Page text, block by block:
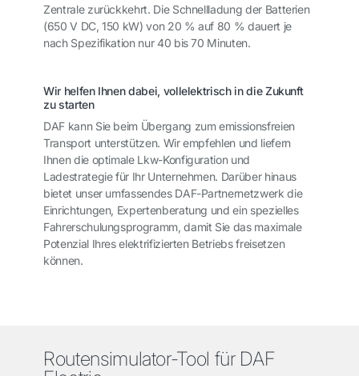
Zentrale zurückkehrt. Die Schnellladung der Batterien
(650 V DC, 150 kW) von 20 % auf 80 % dauert je
nach Spezifikation nur 40 bis 70 Minuten.
Wir helfen Ihnen dabei, vollelektrisch in die Zukunft
zu starten
DAF kann Sie beim Übergang zum emissionsfreien
Transport unterstützen. Wir empfehlen und liefern
Ihnen die optimale Lkw-Konfiguration und
Ladestrategie für Ihr Unternehmen. Darüber hinaus
bietet unser umfassendes DAF-Partnernetzwerk die
Einrichtungen, Expertenberatung und ein spezielles
Fahrerschulungsprogramm, damit Sie das maximale
Potenzial Ihres elektrifizierten Betriebs freisetzen
können.
Routensimulator-Tool für DAF